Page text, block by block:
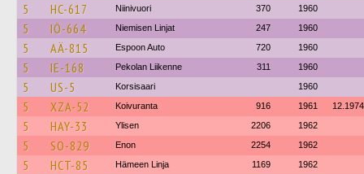
5 HC-617 Niinivuori 370 1960
5 IÖ-664 Niemisen Linjat 247 1960
5 AÄ-815 Espoon Auto 720 1960
5 IE-168 Pekolan Liikenne 311 1960
5 US-5 Korsisaari 1960
5 XZA-52 Koivuranta 916 1961 12.1974
5 HAY-33 Ylisen 2206 1962
5 SO-829 Enon 2254 1962
5 HCT-85 Hämeen Linja 1169 1962